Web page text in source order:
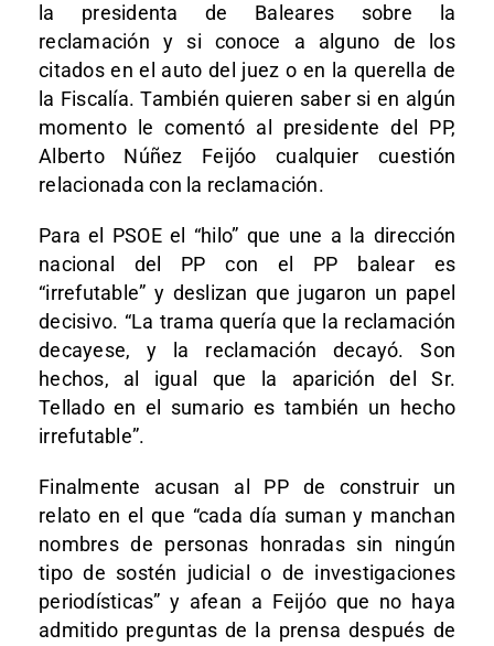
la presidenta de Baleares sobre la
reclamación y si conoce a alguno de los
citados en el auto del juez o en la querella de
la Fiscalía. También quieren saber si en algún
momento le comentó al presidente del PP,
Alberto Núñez Feijóo cualquier cuestión
relacionada con la reclamación.
Para el PSOE el “hilo” que une a la dirección
nacional del PP con el PP balear es
“irrefutable” y deslizan que jugaron un papel
decisivo. “La trama quería que la reclamación
decayese, y la reclamación decayó. Son
hechos, al igual que la aparición del Sr.
Tellado en el sumario es también un hecho
irrefutable”.
Finalmente acusan al PP de construir un
relato en el que “cada día suman y manchan
nombres de personas honradas sin ningún
tipo de sostén judicial o de investigaciones
periodísticas” y afean a Feijóo que no haya
admitido preguntas de la prensa después de